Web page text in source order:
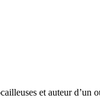
et auteur d’un